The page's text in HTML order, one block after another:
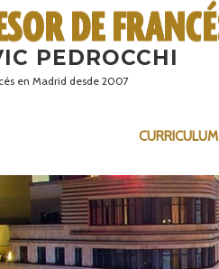
PEDROCCHI
en Madrid desde 2007
CURRICULUM